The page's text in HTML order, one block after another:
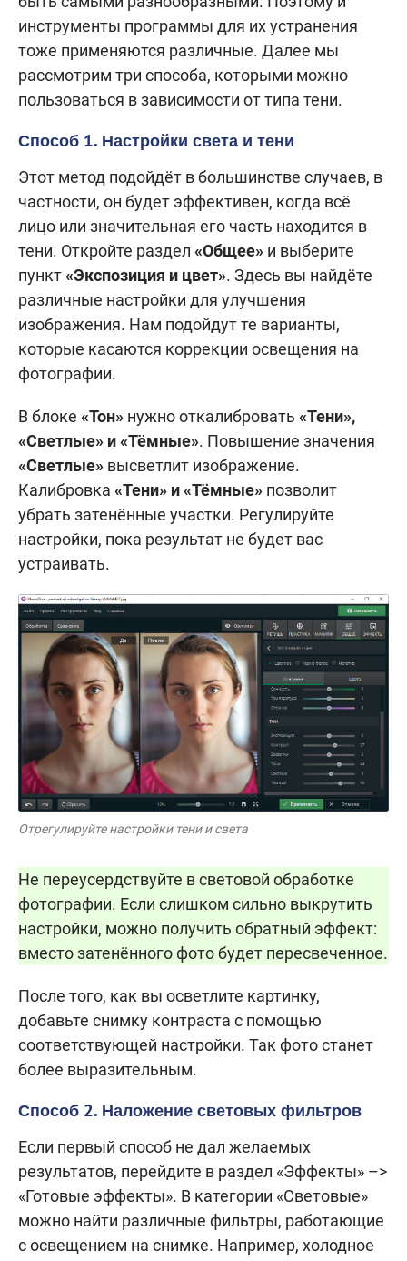
инструменты программы для их устранения
тоже применяются различные. Далее мы
рассмотрим три способа, которыми можно
пользоваться в зависимости от типа тени.
Способ 1. Настройки света и тени
Этот метод подойдёт в большинстве случаев, в
частности, он будет эффективен, когда всё
лицо или значительная его часть находится в
тени. Откройте раздел «Общее» и выберите
пункт«Экспозиция и цвет». Здесь вы найдёте
различные настройки для улучшения
изображения. Нам подойдут те варианты,
которые касаются коррекции освещения на
фотографии.
В блоке «Тон» нужно откалибровать «Тени»,
«Светлые» и «Тёмные». Повышение значения
«Светлые» высветлит изображение.
Калибровка «Тени» и «Тёмные» позволит
убрать затенённые участки. Регулируйте
настройки, пока результат не будет вас
устраивать.
Отрегулируйте настройки тени и света
Не переусердствуйте в световой обработке
фотографии. Если слишком сильно выкрутить
настройки, можно получить обратный эффект:
вместо затенённого фото будет пересвеченное.
После того, как вы осветлите картинку,
добавьте снимку контраста с помощью
соответствующей настройки. Так фото станет
более выразительным.
Способ 2. Наложение световых фильтров
Если первый способ не дал желаемых
результатов, перейдите в раздел «Эффекты» –>
«Готовые эффекты». В категории «Световые»
можно найти различные фильтры, работающие
с освещением на снимке. Например, холодное